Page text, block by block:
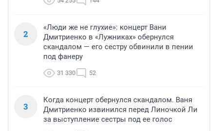
2
«Люди же не глухие»: концерт Вани
Дмитриенко в «Лужниках» обернулся
скандалом — его сестру обвинили в пении
под фанеру
31 330 52
3
Когда концерт обернулся скандалом. Ваня
Дмитриенко извинился перед Линочкой Ли
за выступление сестры под ее голос